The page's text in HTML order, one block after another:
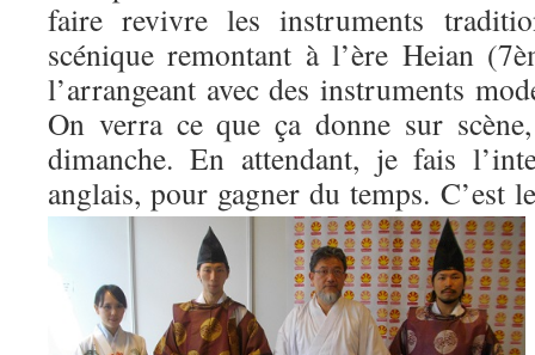
faire revivre les instruments
scénique remontant à l’ère Heian
l’arrangeant avec des instruments
On verra ce que ça donne sur
dimanche. En attendant, je fais
anglais, pour gagner du temps. C’est